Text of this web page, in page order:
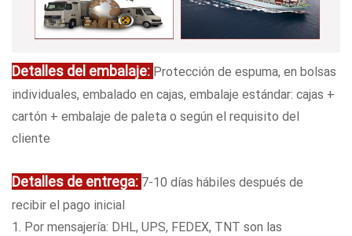
Detalles del embalaje: Protección de espuma, en bolsas
individuales, embalado en cajas, embalaje estándar: cajas +
cartón + embalaje de paleta o según el requisito del
cliente
Detalles de entrega: 7-10 días hábiles después de
recibir el pago inicial
1. Por mensajería: DHL, UPS, FEDEX, TNT son las